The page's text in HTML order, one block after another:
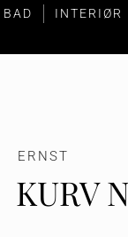
BAD INTERIØR
ERNST
KURV